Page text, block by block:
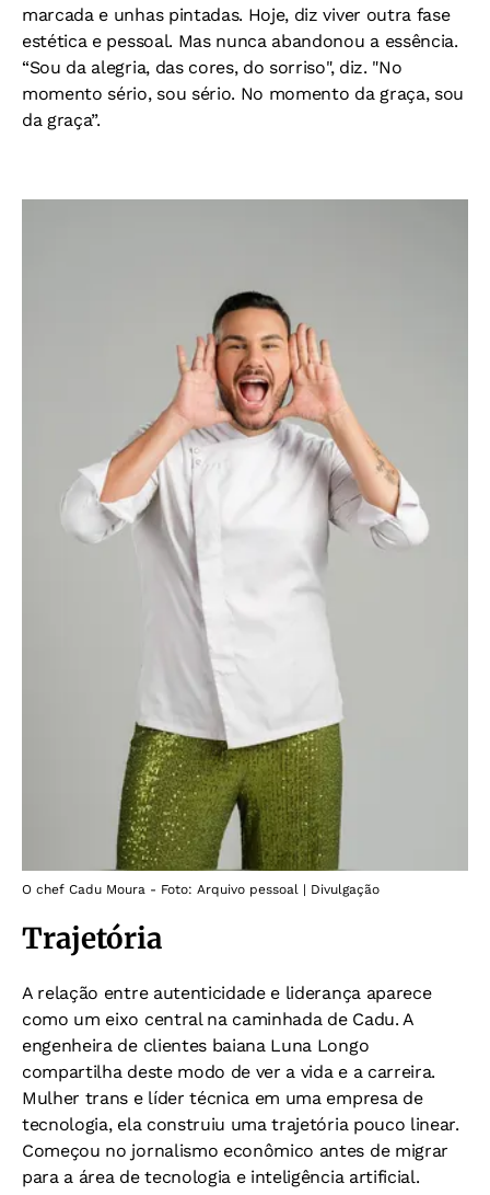
marcada e unhas pintadas. Hoje, diz viver outra fase
estética e pessoal. Mas nunca abandonou a essência.
“Sou da alegria, das cores, do sorriso", diz. "No
momento sério, sou sério. No momento da graça, sou
da graça”.
O chef Cadu Moura - Foto: Arquivo pessoal | Divulgação
Trajetória
A relação entre autenticidade e liderança aparece
como um eixo central na caminhada de Cadu. A
engenheira de clientes baiana Luna Longo
compartilha deste modo de ver a vida e a carreira.
Mulher trans e líder técnica em uma empresa de
tecnologia, ela construiu uma trajetória pouco linear.
Começou no jornalismo econômico antes de migrar
para a área de tecnologia e inteligência artificial.